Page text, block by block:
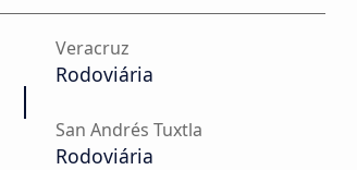
Veracruz
Rodoviária
San Andrés Tuxtla
Rodoviária